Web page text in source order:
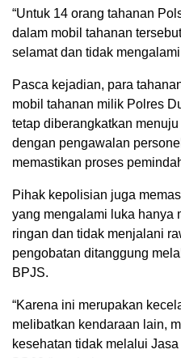
“Untuk 14 orang tahanan
dalam mobil tahanan
selamat dan tidak
Pasca kejadian, para
mobil tahanan milik Polres
tetap diberangkatkan
dengan pengawalan
memastikan proses
Pihak kepolisian juga
yang mengalami luka hanya
ringan dan tidak menjalani
pengobatan ditanggung
BPJS.
“Karena ini merupakan
melibatkan kendaraan lain,
kesehatan tidak melalui